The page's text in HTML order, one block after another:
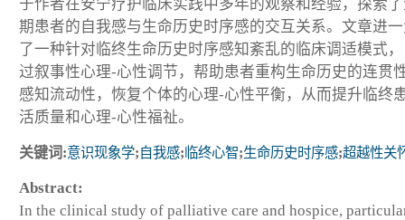
于作者在安宁疗护临床实践中多年的观察和经验，探索
期患者的自我感与生命历史时序感的交互关系。文章进
了一种针对临终生命历史时序感知紊乱的临床调适模式
过叙事性心理-心性调节，帮助患者重构生命历史的连贯
感知流动性，恢复个体的心理-心性平衡，从而提升临终
活质量和心理-心性福祉。
关键词:意识现象学;自我感; 临终心智;生命历史时序感;超越性关
Abstract:
In the clinical study of palliative care and hospice,